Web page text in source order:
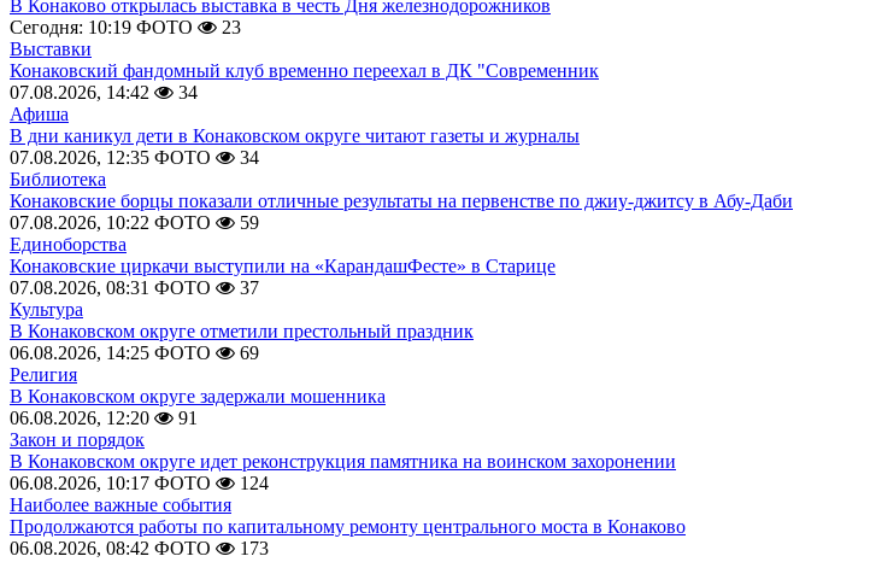
В Конаково открылась выставка в честь Дня железнодорожников
Сегодня: 10:19 ФОТО
23
Выставки
Конаковский фандомный клуб временно переехал в ДК "Современник
07.08.2026, 14:42
34
Афиша
В дни каникул дети в Конаковском округе читают газеты и журналы
07.08.2026, 12:35 ФОТО
34
Библиотека
Конаковские борцы показали отличные результаты на первенстве по джиу-джитсу в Абу-Даби
07.08.2026, 10:22 ФОТО
59
Единоборства
Конаковские циркачи выступили на «КарандашФесте» в Старице
07.08.2026, 08:31 ФОТО
37
Культура
В Конаковском округе отметили престольный праздник
06.08.2026, 14:25 ФОТО
69
Религия
В Конаковском округе задержали мошенника
06.08.2026, 12:20
91
Закон и порядок
В Конаковском округе идет реконструкция памятника на воинском захоронении
06.08.2026, 10:17 ФОТО
124
Наиболее важные события
Продолжаются работы по капитальному ремонту центрального моста в Конаково
06.08.2026, 08:42 ФОТО
173